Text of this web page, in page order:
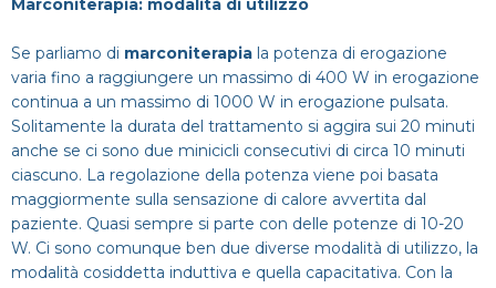
Marconiterapia: modalità di utilizzo
Se parliamo di marconiterapia la potenza di erogazione
varia fino a raggiungere un massimo di 400 W in erogazione
continua a un massimo di 1000 W in erogazione pulsata.
Solitamente la durata del trattamento si aggira sui 20 minuti
anche se ci sono due minicicli consecutivi di circa 10 minuti
ciascuno. La regolazione della potenza viene poi basata
maggiormente sulla sensazione di calore avvertita dal
paziente. Quasi sempre si parte con delle potenze di 10-20
W. Ci sono comunque ben due diverse modalità di utilizzo, la
modalità cosiddetta induttiva e quella capacitativa. Con la